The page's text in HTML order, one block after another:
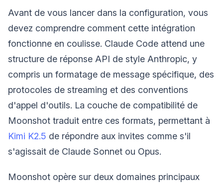
Avant de vous lancer dans la configuration, vous
devez comprendre comment cette intégration
fonctionne en coulisse. Claude Code attend une
structure de réponse API de style Anthropic, y
compris un formatage de message spécifique, des
protocoles de streaming et des conventions
d'appel d'outils. La couche de compatibilité de
Moonshot traduit entre ces formats, permettant à
Kimi K2.5 de répondre aux invites comme s'il
s'agissait de Claude Sonnet ou Opus.
Moonshot opère sur deux domaines principaux